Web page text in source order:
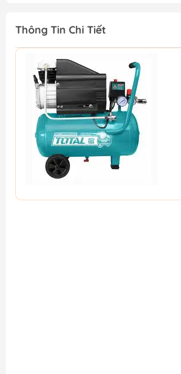
Thông Tin Chi Tiết